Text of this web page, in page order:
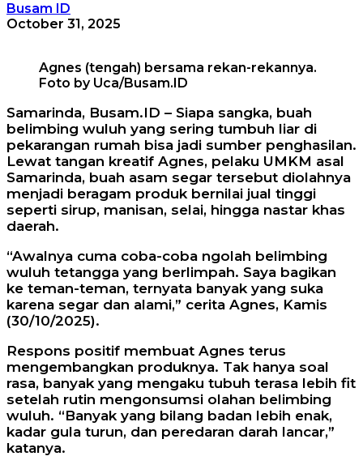
Busam ID
October 31, 2025
Agnes (tengah) bersama rekan-rekannya.
Foto by Uca/Busam.ID
Samarinda, Busam.ID – Siapa sangka, buah
belimbing wuluh yang sering tumbuh liar di
pekarangan rumah bisa jadi sumber penghasilan.
Lewat tangan kreatif Agnes, pelaku UMKM asal
Samarinda, buah asam segar tersebut diolahnya
menjadi beragam produk bernilai jual tinggi
seperti sirup, manisan, selai, hingga nastar khas
daerah.
“Awalnya cuma coba-coba ngolah belimbing
wuluh tetangga yang berlimpah. Saya bagikan
ke teman-teman, ternyata banyak yang suka
karena segar dan alami,” cerita Agnes, Kamis
(30/10/2025).
Respons positif membuat Agnes terus
mengembangkan produknya. Tak hanya soal
rasa, banyak yang mengaku tubuh terasa lebih fit
setelah rutin mengonsumsi olahan belimbing
wuluh. “Banyak yang bilang badan lebih enak,
kadar gula turun, dan peredaran darah lancar,”
katanya.